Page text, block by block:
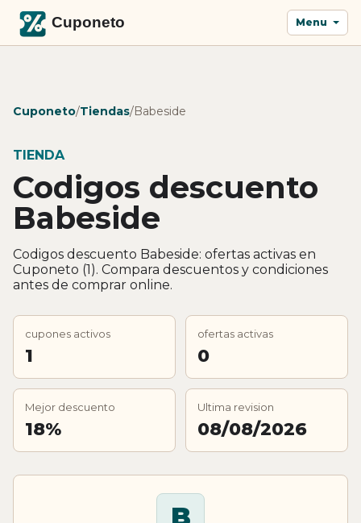
Menu
Cuponeto/Tiendas/Babeside
TIENDA
Codigos descuento
Babeside
Codigos descuento Babeside: ofertas activas en
Cuponeto (1). Compara descuentos y condiciones
antes de comprar online.
cupones activos
1
ofertas activas
0
Mejor descuento
18%
Ultima revision
08/08/2026